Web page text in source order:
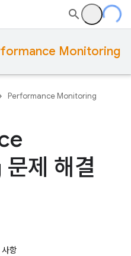
Monitoring
Performance Monitoring
제 해결
항